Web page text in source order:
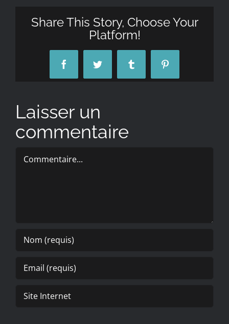
Share This Story, Choose Your
Platform!
FacebookTwitter Tumblr Pinterest
Laisser un
commentaire
Commentaire